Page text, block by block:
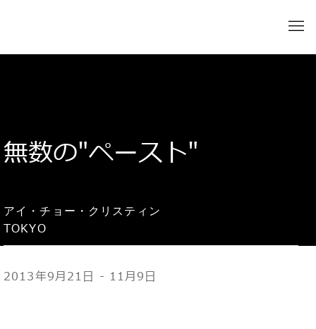
無数の"ペースト"
アイ・チョー・クリスティン
TOKYO
2013年9月21日 - 11月9日